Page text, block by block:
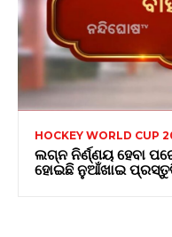
HOCKEY WORLD CUP
ଲଗ୍ନ ନିର୍ଣ୍ଣୟ ହେବା
ହୋଇଛି ନୁଆଁଖାଇ